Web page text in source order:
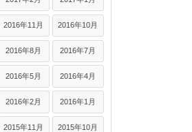
2016年11月 2016年10月
2016年8月 2016年7月
2016年5月 2016年4月
2016年2月 2016年1月
2015年11月 2015年10月